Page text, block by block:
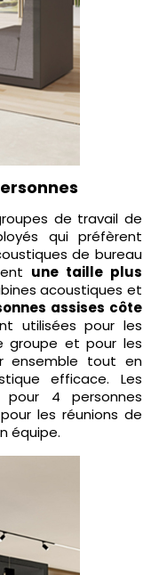
de travail de
qui préfèrent
de bureau
une taille plus
acoustiques et
assises côte
utilisées pour les
groupe et pour les
ensemble tout en
efficace. Les
pour 4 personnes
les réunions de
équipe.